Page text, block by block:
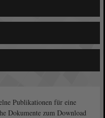
Publikationen für eine
Dokumente zum Download